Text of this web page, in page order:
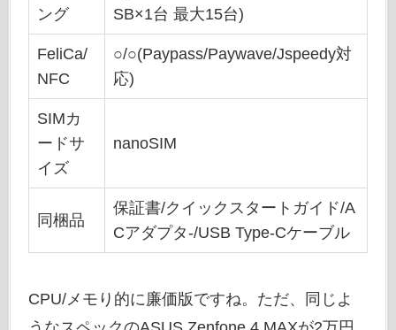
ング
SB×1台 最大15台)
FeliCa/
NFC
○/○(Paypass/Paywave/Jspeedy対
応)
SIMカ
ードサ
イズ
nanoSIM
同梱品
保証書/クイックスタートガイド/A
Cアダプタ-/USB Type-Cケーブル
CPU/メモり的に廉価版ですね。ただ、同じよ